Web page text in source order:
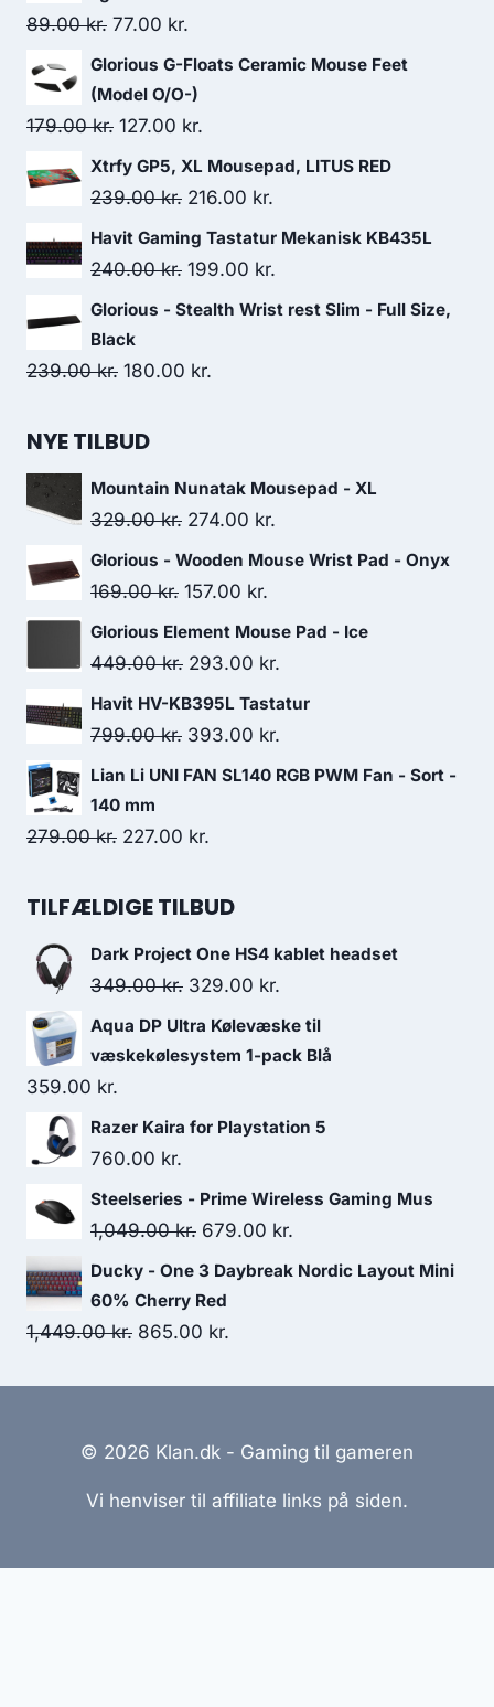
89.00kr. Original
price
was:
89.00 kr..
77.00 kr.
price
is:
77.00 kr..
Glorious G-Floats Ceramic Mouse Feet
(Model O/O-)
179.00kr. Original
price
was:
127.00 kr.
price
is:
Xtrfy GP5, XL Mousepad, LITUS RED
239.00kr. Original
price
was:
216.00 kr.
price
Havit Gaming Tastatur Mekanisk KB435L
240.00kr. Original
price
240.00 kr..
199.00 kr.
price
Glorious - Stealth Wrist rest Slim - Full Size,
Black
239.00kr. Original
was:
180.00 kr.
NYE TILBUD
Mountain Nunatak Mousepad - XL
329.00kr. Original
price
was:
274.00 kr.
price
Glorious - Wooden Mouse Wrist Pad - Onyx
169.00kr. Original
price
was:
157.00 kr.
price
is:
Glorious Element Mouse Pad - Ice
449.00kr. Original
price
was:
293.00 kr.
price
Havit HV-KB395L Tastatur
799.00kr. Original
price
799.00 kr..
393.00 kr.
price
Lian Li UNI FAN SL140 RGB PWM Fan - Sort -
140 mm
279.00kr. Original
was:
227.00 kr.
is:
TILFÆLDIGE TILBUD
Dark Project One HS4 kablet headset
349.00kr. Original
price
was:
329.00 kr.
price
is:
Aqua DP Ultra Kølevæske til
væskekølesystem 1-pack Blå
359.00 kr.
Razer Kaira for Playstation 5
760.00 kr.
Steelseries - Prime Wireless Gaming Mus
1,049.00kr. Original
price
was:
1,049.00 kr..
679.00 kr.
price
Ducky - One 3 Daybreak Nordic Layout Mini
60% Cherry Red
1,449.00kr. Original
865.00 kr.
© 2026 Klan.dk - Gaming til gameren
Vi henviser til affiliate links på siden.